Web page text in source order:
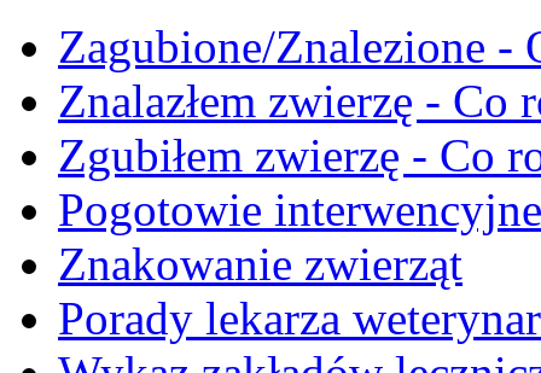
Zagubione/Znalezione -
Znalazłem zwierzę - Co
Zgubiłem zwierzę - Co
Pogotowie interwencyjne
Znakowanie zwierząt
Porady lekarza